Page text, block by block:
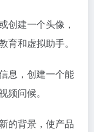
创建一个头像，
育和虚拟助手。
息，创建一个能
问候。
的背景，使产品